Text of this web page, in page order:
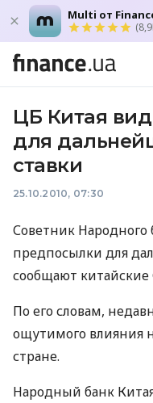
Multi от
ЦБ Китая
для
ставки
25.10.2010, 07:30
Советник Народного
предпосылки для
сообщают
По его словам,
ощутимого влияния
стране.
Народный банк